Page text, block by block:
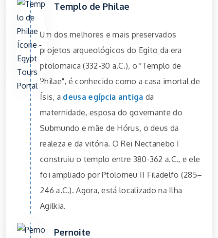
Templo de Philae
Um dos melhores e mais preservados
projetos arqueológicos do Egito da era
ptolomaica (332-30 a.C.), o "Templo de
Philae", é conhecido como a casa imortal de
Ísis, a deusa egípcia antiga da
maternidade, esposa do governante do
Submundo e mãe de Hórus, o deus da
realeza e da vitória. O Rei Nectanebo I
construiu o templo entre 380-362 a.C., e ele
foi ampliado por Ptolomeu II Filadelfo (285–
246 a.C.). Agora, está localizado na Ilha
Agilkia.
Pernoite